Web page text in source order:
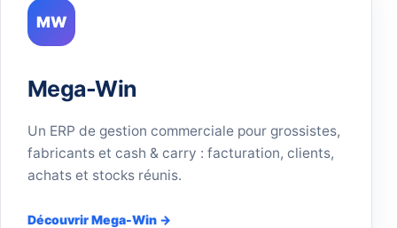
MW
Mega-Win
Un ERP de gestion commerciale pour grossistes,
fabricants et cash & carry : facturation, clients,
achats et stocks réunis.
Découvrir Mega-Win →